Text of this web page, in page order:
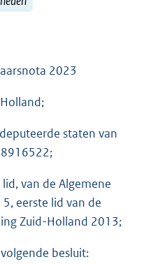
2023
staten van
van de Algemene
eerste lid van de
Zuid-Holland 2013;
besluit: